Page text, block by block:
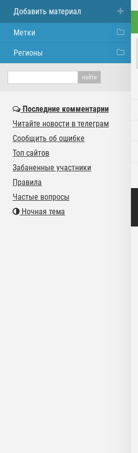
Добавить материал
Метки
Регионы
Последние комментарии
Читайте новости в телеграм
Сообщить об ошибке
Топ сайтов
Забаненные участники
Правила
Частые вопросы
Ночная тема